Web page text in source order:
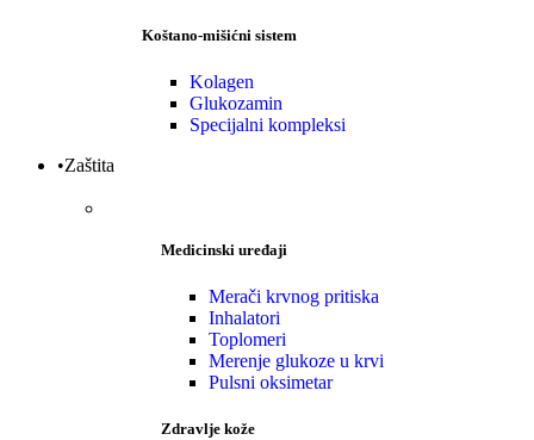
Koštano-mišićni sistem
Kolagen
Glukozamin
Specijalni kompleksi
•Zaštita
Medicinski uređaji
Merači krvnog pritiska
Inhalatori
Toplomeri
Merenje glukoze u krvi
Pulsni oksimetar
Zdravlje kože